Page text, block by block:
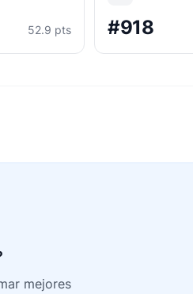
52.9 pts #918
mejores